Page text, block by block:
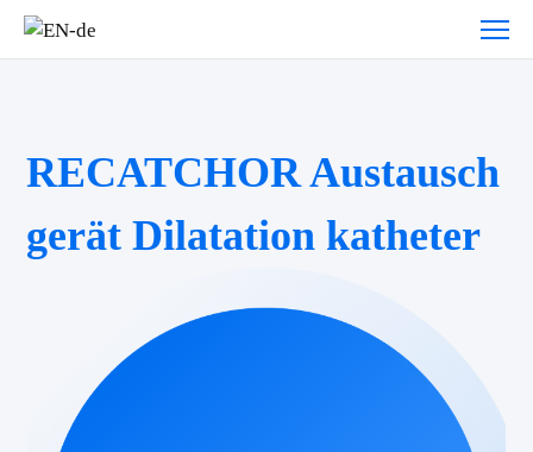
RECATCHOR Austausch
gerät Dilatation katheter